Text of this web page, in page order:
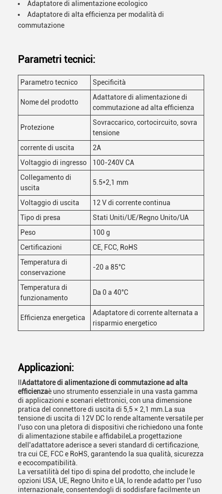
Adaptatore di alimentazione ecologico
Adaptatore di alta efficienza per modalità di
commutazione
Parametri tecnici:
Parametro tecnico Specificità
Nome del prodotto
Adattatore di alimentazione di
commutazione ad alta efficienza
Protezione
Sovraccarico, cortocircuito, sovra
tensione
corrente di uscita
2A
Voltaggio di ingresso
100-240V CA
Collegamento di
uscita
5.5*2,1 mm
Voltaggio di uscita
12 V di corrente continua
Tipo di presa
Stati Uniti/UE/Regno Unito/UA
Peso
100 g
Certificazioni
CE, FCC, RoHS
Temperatura di
conservazione
-20 a 85°C
Temperatura di
funzionamento
Da 0 a 40°C
Efficienza energetica
Adaptatore di corrente alternata a
risparmio energetico
Applicazioni:
Adattatore di alimentazione di commutazione ad alta
efficienzaè uno strumento essenziale in una vasta gamma
di applicazioni e scenari elettronici, con una dimensione
pratica del connettore di uscita di 5,5 × 2,1 mm.La sua
tensione di uscita di 12V DC lo rende altamente versatile per
l'uso con una pletora di dispositivi che richiedono una fonte
di alimentazione stabile e affidabileLa progettazione
dell'adattatore aderisce a severi standard di certificazione,
tra cui CE, FCC e RoHS, garantendo la sua qualità, sicurezza
e ecocompatibilità.
La versatilità del tipo di spina del prodotto, che include le
opzioni USA, UE, Regno Unito e UA, lo rende adatto per l'uso
internazionale, consentendogli di soddisfare facilmente un